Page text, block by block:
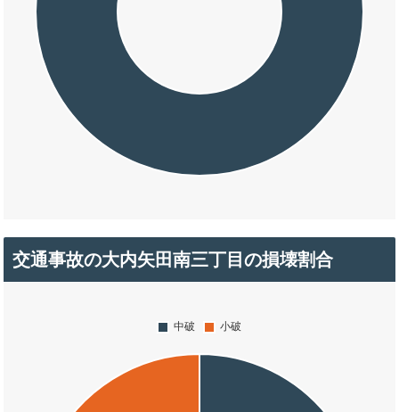
交通事故の大内矢田南三丁目の損壊割合